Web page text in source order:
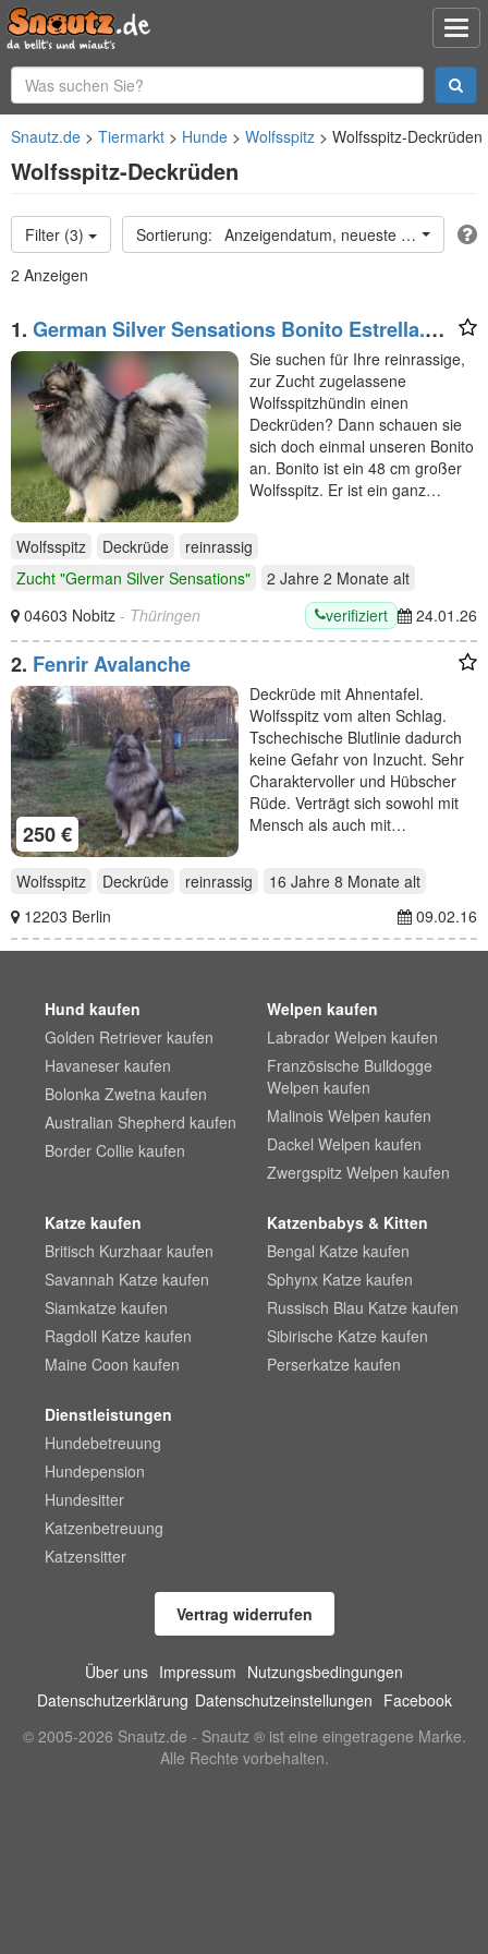
Snautz.de Tiermarkt Hunde Wolfsspitz Wolfsspitz-Deckrüden
Wolfsspitz-Deckrüden
Filter (3)
Anzeigendatum, neueste oben
2 Anzeigen
1. German Silver Sensations Bonito Estrella.
Kein Verkauf!
Sie suchen für Ihre reinrassige,
zur Zucht zugelassene
Wolfsspitzhündin einen
Deckrüden? Dann schauen sie
sich doch einmal unseren Bonito
an. Bonito ist ein 48 cm großer
Wolfsspitz. Er ist ein ganz…
Wolfsspitz Deckrüde
reinrassig
Zucht "German Silver Sensations"
2 Jahre 2 Monate alt
04603 Nobitz - Thüringen verifiziert 24.01.26
2. Fenrir Avalanche
250 €
Deckrüde mit Ahnentafel.
Wolfsspitz vom alten Schlag.
Tschechische Blutlinie dadurch
keine Gefahr von Inzucht. Sehr
Charaktervoller und Hübscher
Rüde. Verträgt sich sowohl mit
Mensch als auch mit…
Wolfsspitz Deckrüde reinrassig 16 Jahre 8 Monate alt
12203 Berlin
09.02.16
Hund kaufen
Golden Retriever kaufen
Havaneser kaufen
Bolonka Zwetna kaufen
Australian Shepherd kaufen
Border Collie kaufen
Welpen kaufen
Labrador Welpen kaufen
Französische Bulldogge
Welpen kaufen
Malinois Welpen kaufen
Dackel Welpen kaufen
Zwergspitz Welpen kaufen
Katze kaufen
Britisch Kurzhaar kaufen
Savannah Katze kaufen
Siamkatze kaufen
Ragdoll Katze kaufen
Maine Coon kaufen
Katzenbabys & Kitten
Bengal Katze kaufen
Sphynx Katze kaufen
Russisch Blau Katze kaufen
Sibirische Katze kaufen
Perserkatze kaufen
Dienstleistungen
Hundebetreuung
Hundepension
Hundesitter
Katzenbetreuung
Katzensitter
Vertrag widerrufen
Über uns Impressum Nutzungsbedingungen
Datenschutzerklärung Datenschutzeinstellungen Facebook
© 2005-2026 Snautz.de - Snautz ® ist eine eingetragene Marke.
Alle Rechte vorbehalten.